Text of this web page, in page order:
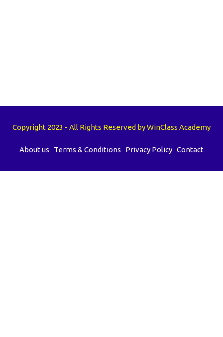
Copyright 2023 - All Rights Reserved by WinClass Academy
About us Terms & Conditions Privacy Policy Contact